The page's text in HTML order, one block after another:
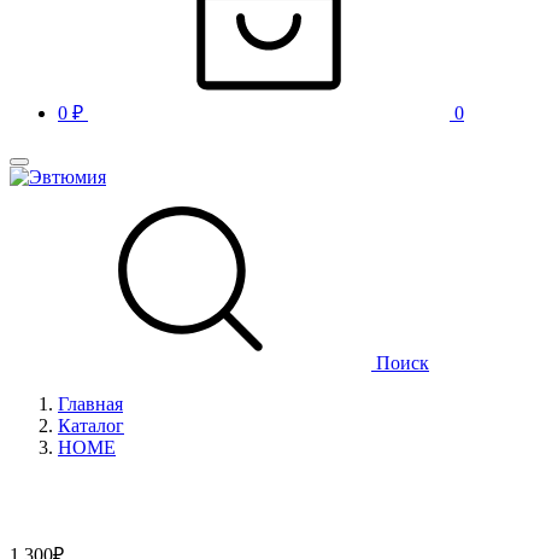
0 ₽ 0
Поиск
Главная
Каталог
HOME
1 300₽